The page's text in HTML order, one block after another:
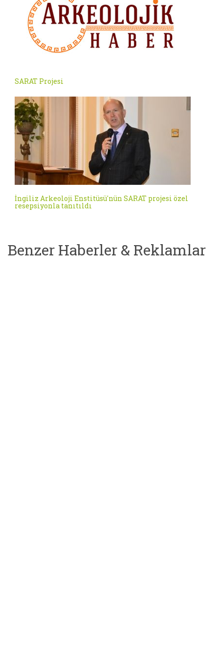
SARAT Projesi
İngiliz Arkeoloji Enstitüsü'nün SARAT projesi özel
resepsiyonla tanıtıldı
Benzer Haberler & Reklamlar